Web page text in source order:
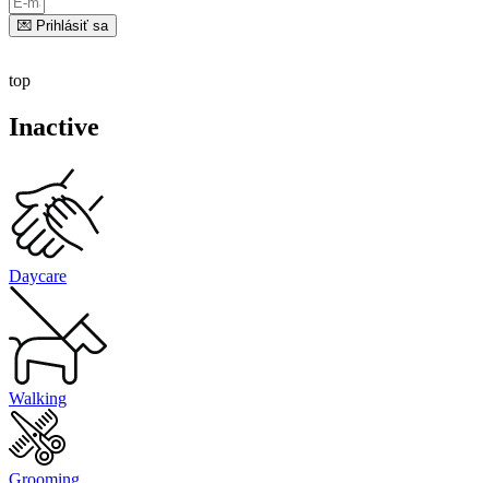
💌 Prihlásiť sa
top
Inactive
Daycare
Walking
Grooming